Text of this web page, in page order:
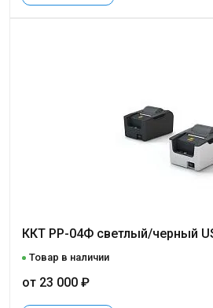
ККТ РР-04Ф светлый/черный
Товар в наличии
от 23 000 ₽